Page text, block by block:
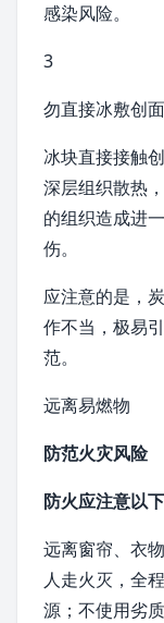
感染风险。
3
勿直接冰敷创面
冰块直接接触
深层组织散热
的组织造成进
伤。
应注意的是，
作不当，极易
范。
远离易燃物
防范火灾风险
防火应注意以
远离窗帘、衣
人走火灭，全
源；不使用劣